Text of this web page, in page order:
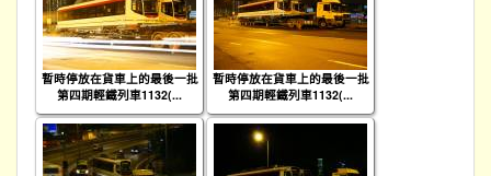
暫時停放在貨車上的最後一批
第四期輕鐵列車1132(...
暫時停放在貨車上的最後一批
第四期輕鐵列車1132(...